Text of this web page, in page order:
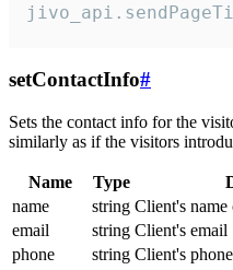
setContactInfo#
Sets the contact info for the
similarly as if the visitors
Name Type
name
string Client's name
email
string Client's email
phone
string Client's